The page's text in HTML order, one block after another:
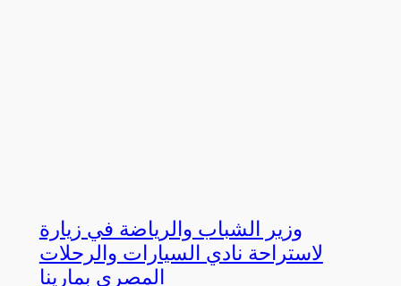
وزير الشباب والرياضة في زيارة
لاستراحة نادي السيارات والرحلات
المصري بمارينا